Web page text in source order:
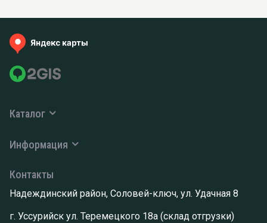
Каталог
Информация
Контакты
Надеждинский район, Соловей-ключ, ул. Удачная 8
г. Уссурийск ул. Теремецкого 18а (склад отгрузки)